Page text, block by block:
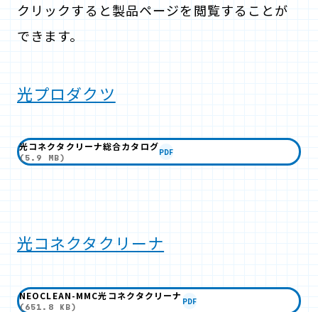
クリックすると製品ページを閲覧することが
できます。
光プロダクツ
光コネクタクリーナ総合カタログ
(5.9 MB)
PDF
光コネクタクリーナ
NEOCLEAN-MMC光コネクタクリーナ
(651.8 KB)
PDF